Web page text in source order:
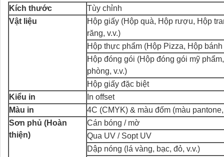
Kích thước
Tùy chỉnh
Vật liệu
Hộp giấy (Hộp quà, Hộp rượu, Hộp
răng, v.v.)
Hộp thực phẩm (Hộp Pizza, Hộp
Hộp đóng gói (Hộp đóng gói mỹ
phòng, v.v.)
Hộp giấy đặc biệt
Kiểu in
In offset
Màu in
4C (CMYK) & màu đốm (màu
Sơn phủ (Hoàn
thiện)
Cán bóng / mờ
Qua UV / Sopt UV
Dập nóng (lá vàng, bạc, đỏ, v.v.)